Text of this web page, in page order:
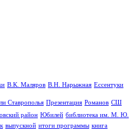
В.К. Маляров В.Н. Нарыжная Ессентуки
Ставрополья Презентация Романов СШ
район Юбилей библиотека им. М. Ю.
выпускной итоги программы книга